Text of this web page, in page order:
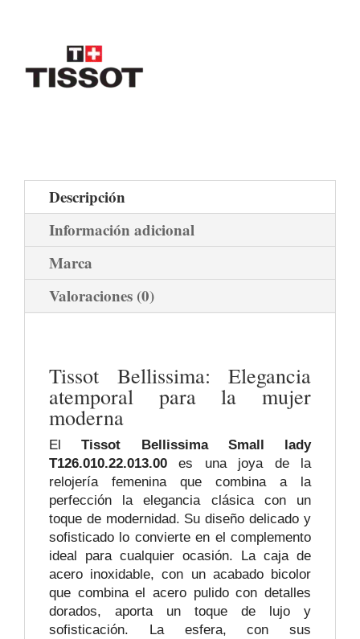
Descripción
Información adicional
Marca
Valoraciones (0)
Tissot Bellissima: Elegancia
atemporal para la mujer
moderna
ElTissot Bellissima Small lady
T126.010.22.013.00 es una joya de la
relojería femenina que combina a la
perfección la elegancia clásica con un
toque de modernidad. Su diseño delicado y
sofisticado lo convierte en el complemento
ideal para cualquier ocasión. La caja de
acero inoxidable, con un acabado bicolor
que combina el acero pulido con detalles
dorados, aporta un toque de lujo y
sofisticación. La esfera, con sus